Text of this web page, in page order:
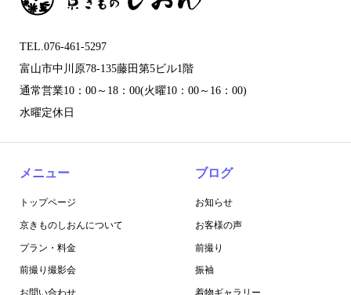
TEL.076-461-5297
富山市中川原78-135藤田第5ビル1階
通常営業10：00～18：00(火曜10：00～16：00)
水曜定休日
メニュー
トップページ
京きものしおんについて
プラン・料金
前撮り撮影会
お問い合わせ
ブログ
お知らせ
お客様の声
前撮り
振袖
着物ギャラリー